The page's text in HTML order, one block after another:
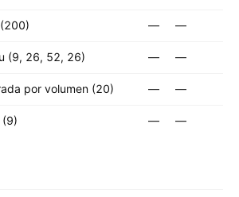
— —
(9, 26, 52, 26) — —
por volumen (20) — —
(9) — —